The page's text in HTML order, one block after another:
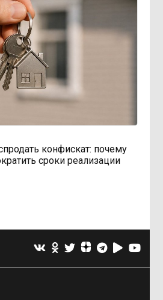
конфискат: почему
сроки реализации